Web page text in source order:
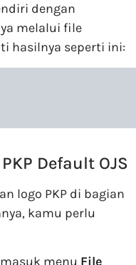
dengan
melalui file
hasilnya seperti ini:
Default OJS
logo PKP di bagian
kamu perlu
menu File